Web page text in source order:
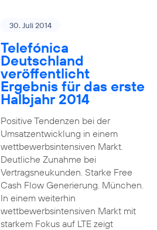
30. Juli 2014
Telefónica
Deutschland
veröffentlicht
Ergebnis für das erste
Halbjahr 2014
Positive Tendenzen bei der
Umsatzentwicklung in einem
wettbewerbsintensiven Markt.
Deutliche Zunahme bei
Vertragsneukunden. Starke Free
Cash Flow Generierung. München.
In einem weiterhin
wettbewerbsintensiven Markt mit
starkem Fokus auf LTE zeigt